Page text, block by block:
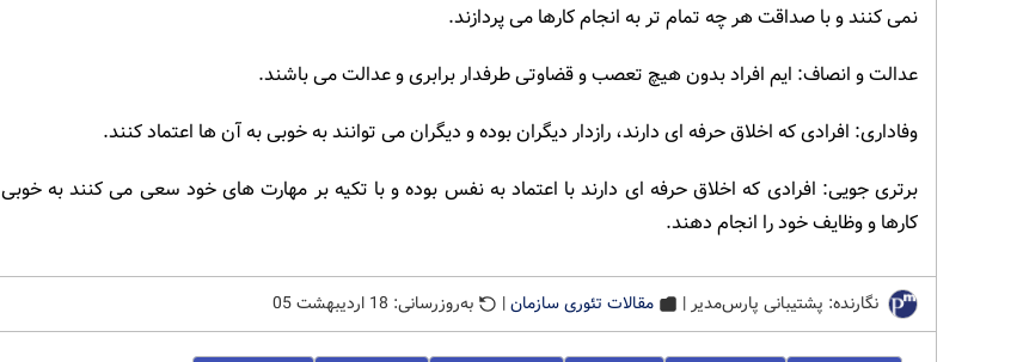
نمی کنند و با صداقت هر چه تمام تر به انجام کارها می پردازند.
عدالت و انصاف: ایم افراد بدون هیچ تعصب و قضاوتی طرفدار برابری و عدالت می باشند.
وفاداری: افرادی که اخلاق حرفه ای دارند، رازدار دیگران بوده و دیگران می توانند به خوبی به آن ها اعتماد کنند.
برتری جویی: افرادی که اخلاق حرفه ای دارند با اعتماد به نفس بوده و با تکیه بر مهارت های خود سعی می کنند به خوبی
کارها و وظایف خود را انجام دهند.
نگارنده: پشتیبانی پارس‌مدیر | مقالات تئوری سازمان| به‌روزرسانی: 18 اردیبهشت 05